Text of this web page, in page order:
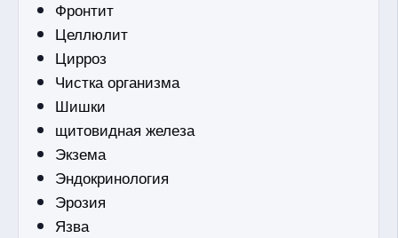
Фронтит
Целлюлит
Цирроз
Чистка организма
Шишки
щитовидная железа
Экзема
Эндокринология
Эрозия
Язва